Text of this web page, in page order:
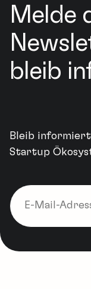
Melde
bleib
Bleib
Startup